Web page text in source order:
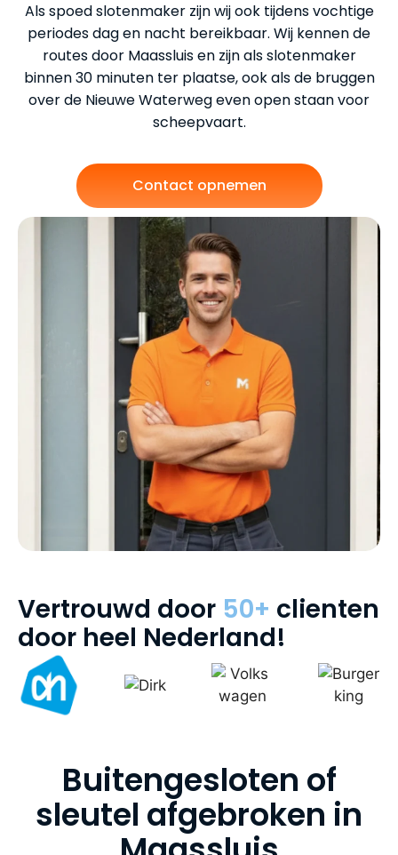
Als spoed slotenmaker zijn wij ook tijdens vochtige
periodes dag en nacht bereikbaar. Wij kennen de
routes door Maassluis en zijn als slotenmaker
binnen 30 minuten ter plaatse, ook als de bruggen
over de Nieuwe Waterweg even open staan voor
scheepvaart.
Contact opnemen
Vertrouwd door 50+ clienten
door heel Nederland!
Buitengesloten of
sleutel afgebroken in